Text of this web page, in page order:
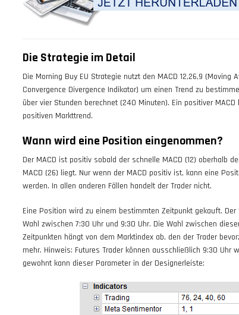
Die Strategie im Detail
Die Morning Buy EU Strategie nutzt den MACD 12,26,9 (Moving
Convergence Divergence Indikator) um einen Trend zu
über vier Stunden berechnet (240 Minuten). Ein positiver MACD
positiven Markttrend.
Wann wird eine Position eingenommen?
Der MACD ist positiv sobald der schnelle MACD (12) oberhalb
MACD (26) liegt. Nurwenn der MACD positiv ist, kann eine
werden. In allen anderen Fällen handelt der Trader nicht.
Eine Position wird zu einem bestimmten Zeitpunkt gekauft. Der
Wahl zwischen 7:30 Uhr und 9:30 Uhr. Die Wahl zwischen
Zeitpunkten hängt von dem Marktindex ab, den der Trader
mehr. Hinweis: Futures Trader können ausschließlich 9:30 Uhr
gewohnt kann dieser Parameter in der Designerleiste: